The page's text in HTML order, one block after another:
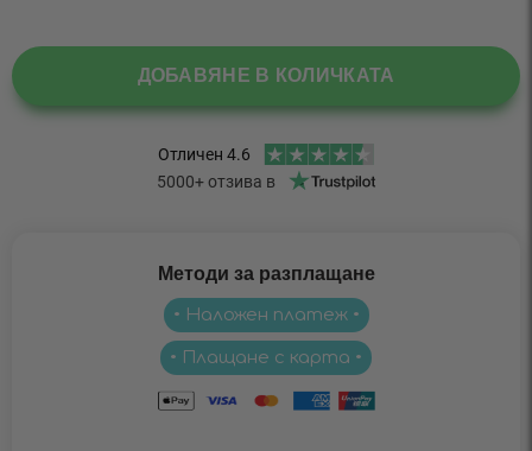
ДОБАВЯНЕ В КОЛИЧКАТА
Методи за разплащане
• Наложен платеж •
• Плащане с карта •